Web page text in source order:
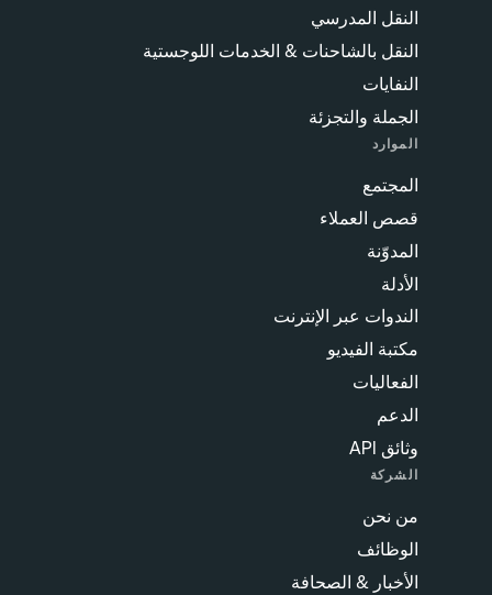
النقل المدرسي
النقل بالشاحنات & الخدمات اللوجستية
النفايات
الجملة والتجزئة
الموارد
المجتمع
قصص العملاء
المدوّنة
الأدلة
الندوات عبر الإنترنت
مكتبة الفيديو
الفعاليات
الدعم
وثائق API
الشركة
من نحن
الوظائف
الأخبار & الصحافة